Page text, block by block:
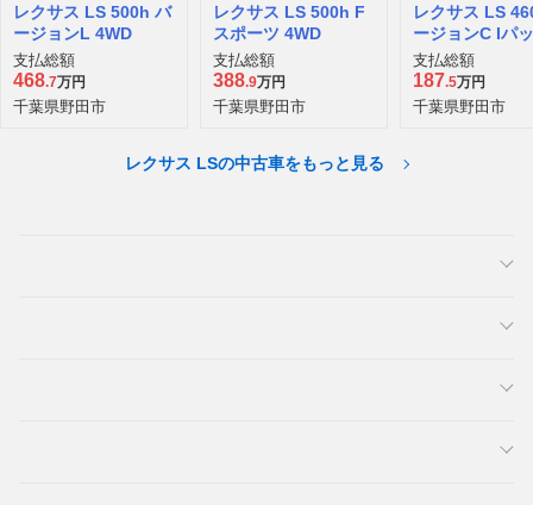
レクサス LS 500h バ
ージョンL 4WD
支払総額
468.7万円
千葉県野田市
レクサス LS 500h F
スポーツ 4WD
支払総額
388.9万円
千葉県野田市
レクサス LS
ージョンC Iパ
ジ
支払総額
187.5万円
千葉県野田市
レクサス LSの中古車をもっと見る